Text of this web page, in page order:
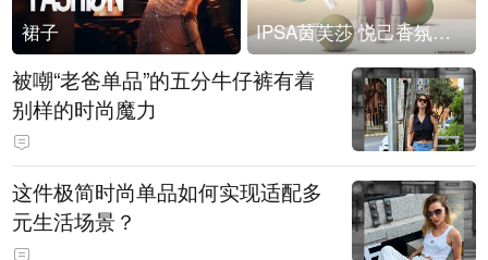
裙子 IPSA茵芙莎 悦己香氛凝露上市
被嘲“老爸单品”的五分牛仔裤有着
别样的时尚魔力
这件极简时尚单品如何实现适配多
元生活场景？